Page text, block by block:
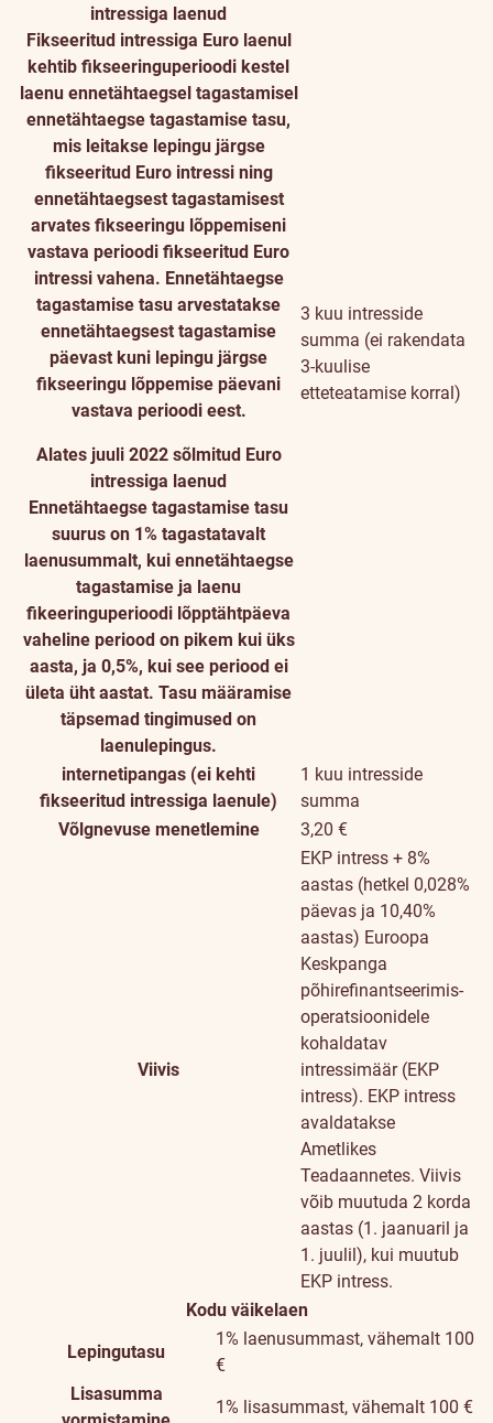
intressiga laenud
Fikseeritud intressiga Euro laenul
kehtib fikseeringuperioodi kestel
laenu ennetähtaegsel tagastamisel
ennetähtaegse tagastamise tasu,
mis leitakse lepingu järgse
fikseeritud Euro intressi ning
ennetähtaegsest tagastamisest
arvates fikseeringu lõppemiseni
vastava perioodi fikseeritud Euro
intressi vahena. Ennetähtaegse
tagastamise tasu arvestatakse
ennetähtaegsest tagastamise
päevast kuni lepingu järgse
fikseeringu lõppemise päevani
vastava perioodi eest.
Alates juuli 2022 sõlmitud Euro
intressiga laenud
Ennetähtaegse tagastamise tasu
suurus on 1% tagastatavalt
laenusummalt, kui ennetähtaegse
tagastamise ja laenu
fikeeringuperioodi lõpptähtpäeva
vaheline periood on pikem kui üks
aasta, ja 0,5%, kui see periood ei
ületa üht aastat. Tasu määramise
täpsemad tingimused on
laenulepingus.
3 kuu intresside
summa (ei rakendata
3-kuulise
etteteatamise korral)
internetipangas (ei kehti
fikseeritud intressiga laenule)
1 kuu intresside
summa
Võlgnevuse menetlemine
3,20 €
Viivis
EKP intress + 8%
aastas (hetkel 0,028%
päevas ja 10,40%
aastas) Euroopa
Keskpanga
põhirefinantseerimis-
operatsioonidele
kohaldatav
intressimäär (EKP
intress). EKP intress
avaldatakse
Ametlikes
Teadaannetes. Viivis
võib muutuda 2 korda
aastas (1. jaanuaril ja
1. juulil), kui muutub
EKP intress.
Kodu väikelaen
Lepingutasu
1% laenusummast, vähemalt 100
€
Lisasumma
1% lisasummast, vähemalt 100 €